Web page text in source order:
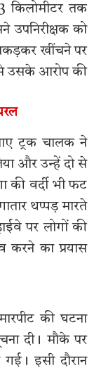
किलोमीटर तक
उपनिरीक्षक को
खींचने पर
उसके आरोप की
ट्रक चालक ने
और उन्हें दो से
की वर्दी भी फट
थप्पड़ मारते
पर लोगों की
करने का प्रयास
की घटना
दी। मौके पर
गई। इसी दौरान